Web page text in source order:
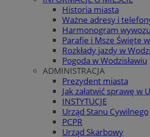
Historia miasta
Ważne adresy i
Harmonogram
Parafie i Msze Święte
Rozkłady jazdy w
Pogoda w Wodzisławiu
ADMINISTRACJA
Prezydent miasta
Jak załatwić sprawę w
INSTYTUCJE
Urząd Stanu Cywilnego
PCPR
Urząd Skarbowy